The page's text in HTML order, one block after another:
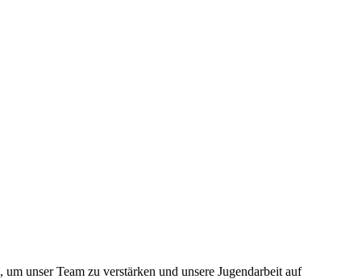
, um unser Team zu verstärken und unsere Jugendarbeit auf